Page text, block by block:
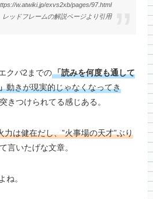
w.atwiki.jp/exvs2xb/pages/97.html
レッドフレームの解説ページより引用
クバ2までの「読みを何度も通して
動きが現実的じゃなくなってき
きつけられてる感じある。
力は健在だし、”火事場の天才”ぶり
言いたげな文章。
ね。